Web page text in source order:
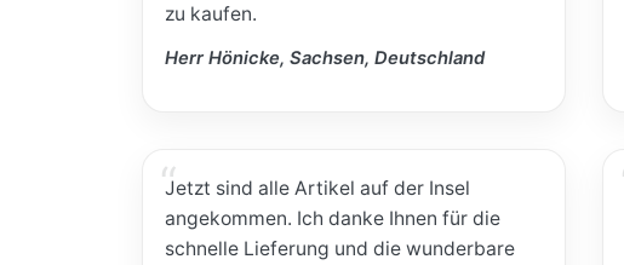
zu kaufen.
Herr Hönicke, Sachsen, Deutschland
Jetzt sind alle Artikel auf der Insel
angekommen. Ich danke Ihnen für die
schnelle Lieferung und die wunderbare